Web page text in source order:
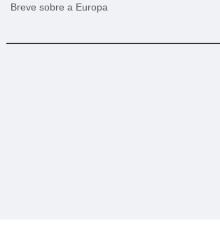
Breve sobre a Europa